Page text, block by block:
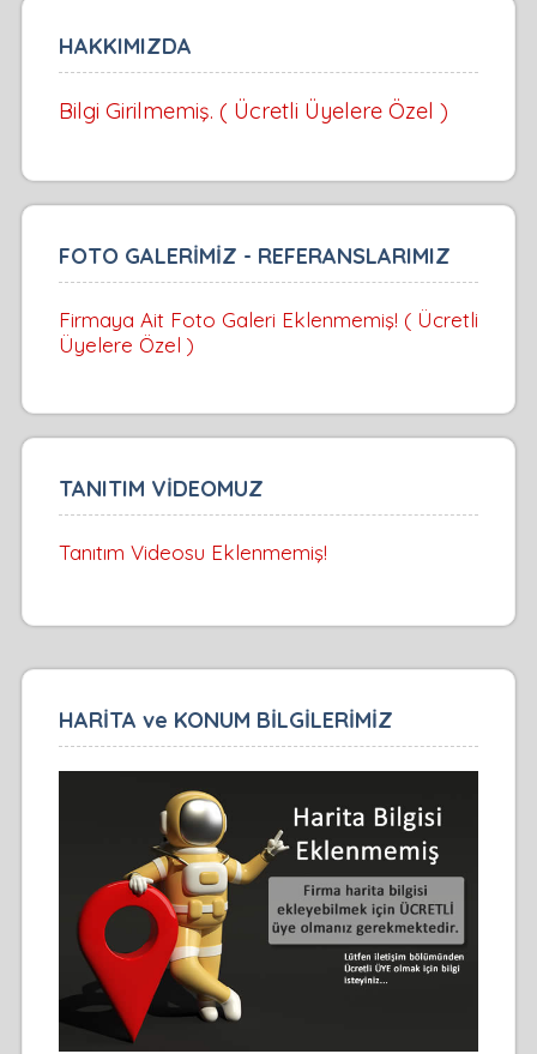
HAKKIMIZDA
Bilgi Girilmemiş. ( Ücretli Üyelere Özel )
FOTO GALERİMİZ - REFERANSLARIMIZ
Firmaya Ait Foto Galeri Eklenmemiş! ( Ücretli
Üyelere Özel )
TANITIM VİDEOMUZ
Tanıtım Videosu Eklenmemiş!
HARİTA ve KONUM BİLGİLERİMİZ